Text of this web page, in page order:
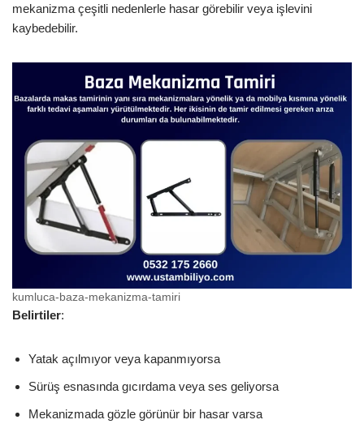
mekanizma çeşitli nedenlerle hasar görebilir veya işlevini
kaybedebilir.
kumluca-baza-mekanizma-tamiri
Belirtiler:
Yatak açılmıyor veya kapanmıyorsa
Sürüş esnasında gıcırdama veya ses geliyorsa
Mekanizmada gözle görünür bir hasar varsa